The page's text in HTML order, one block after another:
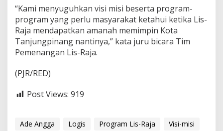
“Kami menyuguhkan visi misi beserta program-
program yang perlu masyarakat ketahui ketika Lis-
Raja mendapatkan amanah memimpin Kota
Tanjungpinang nantinya,” kata juru bicara Tim
Pemenangan Lis-Raja.
(PJR/RED)
Post Views: 919
Ade Angga Logis Program Lis-Raja
Visi-misi